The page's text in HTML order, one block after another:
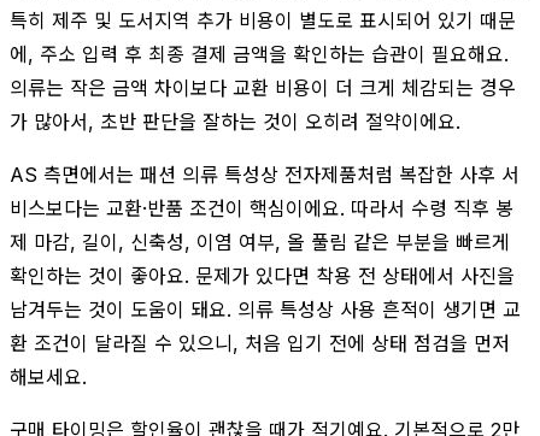
특히 제주 및 도서지역 추가 비용이 별도로 표시되어 있기 때문
에, 주소 입력 후 최종 결제 금액을 확인하는 습관이 필요해요.
의류는 작은 금액 차이보다 교환 비용이 더 크게 체감되는 경우
가 많아서, 초반 판단을 잘하는 것이 오히려 절약이에요.
AS 측면에서는 패션 의류 특성상 전자제품처럼 복잡한 사후 서
비스보다는 교환·반품 조건이 핵심이에요. 따라서 수령 직후 봉
제 마감, 길이, 신축성, 이염 여부, 올 풀림 같은 부분을 빠르게
확인하는 것이 좋아요. 문제가 있다면 착용 전 상태에서 사진을
남겨두는 것이 도움이 돼요. 의류 특성상 사용 흔적이 생기면 교
환 조건이 달라질 수 있으니, 처음 입기 전에 상태 점검을 먼저
해보세요.
구매 타이밍은 할인율이 괜찮을 때가 적기예요. 기본적으로 2만